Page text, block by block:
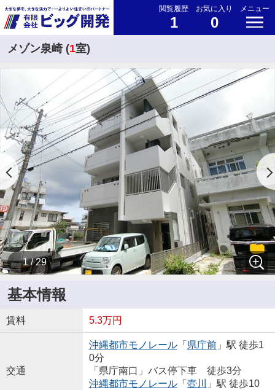
閲覧履歴
1
お気に入り
0
メニュー
メゾン泉崎 (1室)
1 / 29
基本情報
賃料 5.3万円
交通
沖縄都市モノレール「 県庁前」駅 徒歩1
0分
「県庁南口」バス停下車 徒歩3分
沖縄都市モノレール「 壺川
」駅 徒歩10